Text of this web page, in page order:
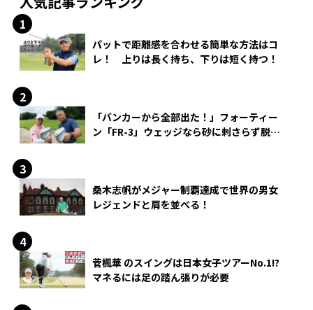
パットで距離感を合わせる簡単な方法はコ
レ！ 上りは長く持ち、下りは短く持つ！
「バンカーから全部出た！」フォーティー
ン「FR-3」ウェッジなら砂に刺さらず脱出
桑木志帆がメジャー制覇達成で世界の男女
レジェンドと肩を並べる！
菅楓華 のスイングは日本女子ツアーNo.1!?
マネるには足の踏ん張りが必要